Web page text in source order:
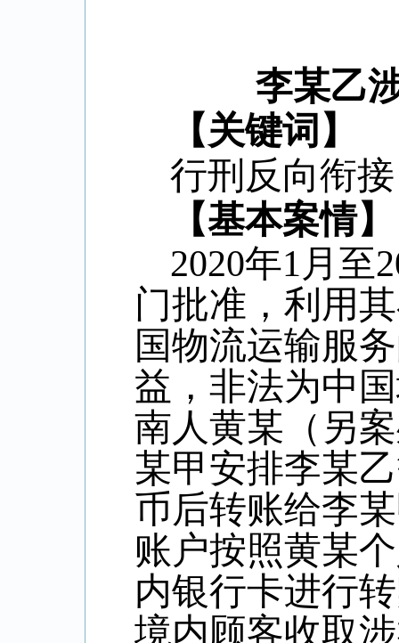
李某乙
【关键词】
行刑反向衔
【基本案情】
2020年1 月至
门批准，利用
国物流运输服
益，非法为中
南人黄某（另
某甲安排李某
币后转账给李
账户按照黄某
内银行卡进行
境内顾客收取